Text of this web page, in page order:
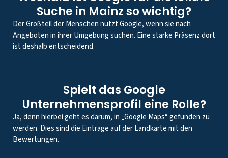
Suche in Mainz so wichtig?
Der Großteil der Menschen nutzt Google, wenn sie nach
Angeboten in ihrer Umgebung suchen. Eine starke Präsenz dort
ist deshalb entscheidend.
Spielt das Google
Unternehmensprofil eine Rolle?
Ja, denn hierbei geht es darum, in „Google Maps“ gefunden zu
werden. Dies sind die Einträge auf der Landkarte mit den
Bewertungen.